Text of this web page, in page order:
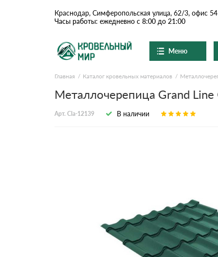
Краснодар, Симферопольская улица, 62/3, офис 54
Часы работы: ежедневно с 8:00 до 21:00
Меню
О компании
Доставка и оплата
Вопросы-ответы
Контакты
Ондулин и шифер
Черепица
Шифер
Главная Каталог кровельных материалов
Металлочерепица Grand Line
Арт. Cla-12139 В наличии